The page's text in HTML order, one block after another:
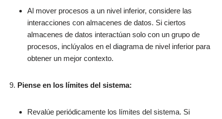
Al mover procesos a un nivel inferior, considere las
interacciones con almacenes de datos. Si ciertos
almacenes de datos interactúan solo con un grupo de
procesos, inclúyalos en el diagrama de nivel inferior para
obtener un mejor contexto.
Piense en los límites del sistema:
Revalúe periódicamente los límites del sistema. Si